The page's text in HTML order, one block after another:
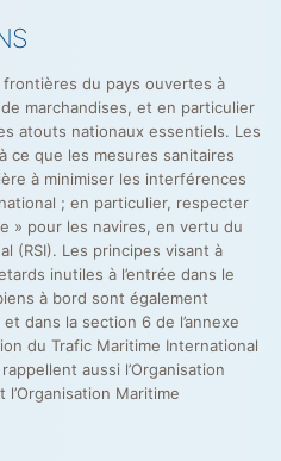
du pays ouvertes à
marchandises, et en particulier
atouts nationaux essentiels. Les
ce que les mesures sanitaires
à minimiser les interférences
; en particulier, respecter
» pour les navires, en vertu du
(RSI). Les principes visant à
inutiles à l’entrée dans le
à bord sont également
dans la section 6 de l’annexe
du Trafic Maritime International
aussi l’Organisation
l’Organisation Maritime